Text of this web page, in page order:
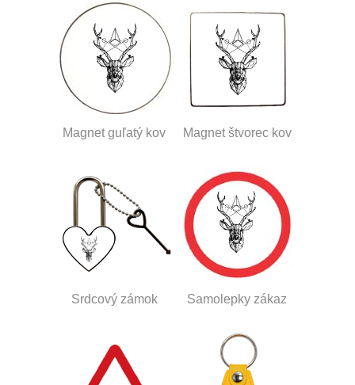
Magnet guľatý kov Magnet štvorec kov
Srdcový zámok Samolepky zákaz